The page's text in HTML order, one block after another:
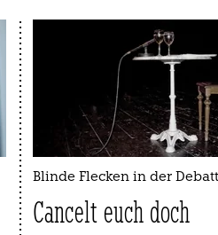
Blinde Flecken in der
Cancelt euch doch